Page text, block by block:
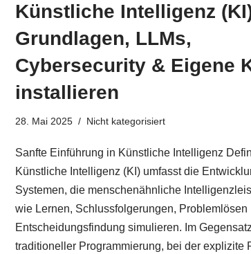
Künstliche Intelligenz
Grundlagen, LLMs,
Cybersecurity & Eigene
installieren
28. Mai 2025 Nicht kategorisiert
Sanfte Einführung in Künstliche Intelligenz
Künstliche Intelligenz (KI) umfasst die
Systemen, die menschenähnliche
wie Lernen, Schlussfolgerungen, Problemlösen
Entscheidungsfindung simulieren. Im
traditioneller Programmierung, bei der explizite